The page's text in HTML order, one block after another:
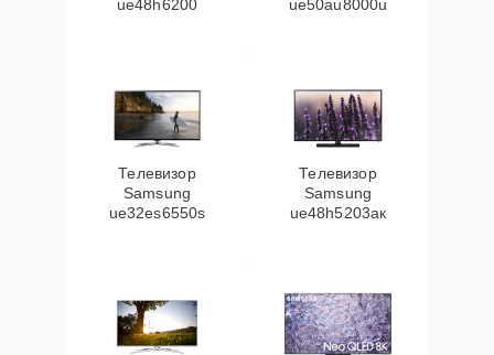
ue48h6200 ue50au8000u
Телевизор
Samsung
ue32es6550s
Телевизор
Samsung
ue48h5203aк